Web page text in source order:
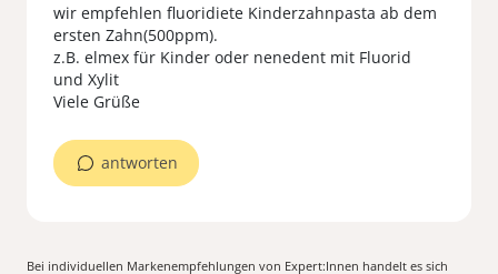
wir empfehlen fluoridiete Kinderzahnpasta ab dem
ersten Zahn(500ppm).
z.B. elmex für Kinder oder nenedent mit Fluorid
und Xylit
Viele Grüße
antworten
Bei individuellen Markenempfehlungen von Expert:Innen handelt es sich